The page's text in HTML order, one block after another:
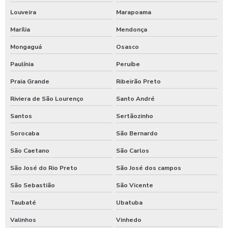
Válvulas para sistema de incêndio hidrante
Ventosa de alta performance
Louveira Marapoama
Marília Mendonça
Mongaguá Osasco
Paulínia Peruíbe
Praia Grande Ribeirão Preto
Riviera de São Lourenço Santo André
Santos Sertãozinho
Sorocaba São Bernardo
São Caetano São Carlos
São José do Rio Preto São José dos campos
São Sebastião São Vicente
Taubaté Ubatuba
Valinhos Vinhedo